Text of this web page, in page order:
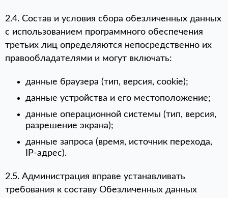
2.4. Состав и условия сбора обезличенных данных
с использованием программного обеспечения
третьих лиц определяются непосредственно их
правообладателями и могут включать:
данные браузера (тип, версия, cookie);
данные устройства и его местоположение;
данные операционной системы (тип, версия,
разрешение экрана);
данные запроса (время, источник перехода,
IP-адрес).
2.5. Администрация вправе устанавливать
требования к составу Обезличенных данных